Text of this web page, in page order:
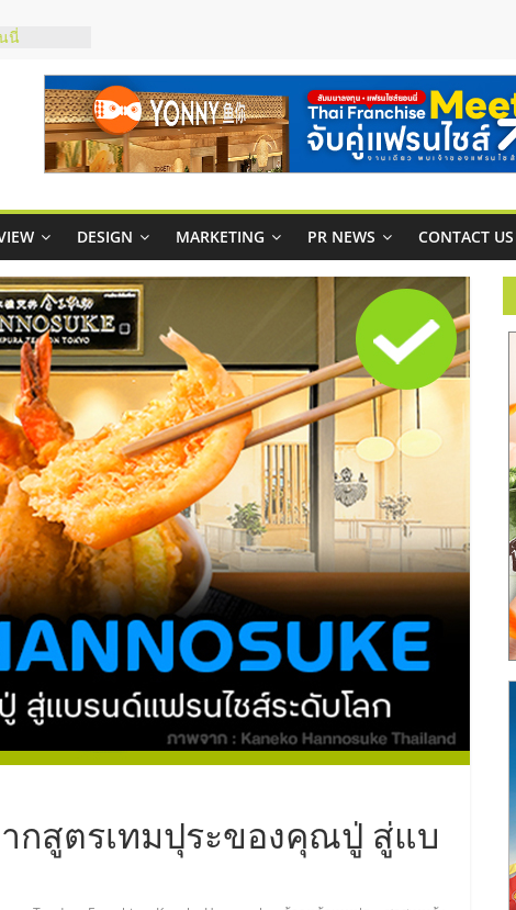
สถานี
บคู่แฟรน
อม
ละตอบ
งให้ธุรกิจ
DESIGN MARKETING PR NEWS CONTACT US
ากสูตรเทมปุระของคุณปู่ สู่แบ